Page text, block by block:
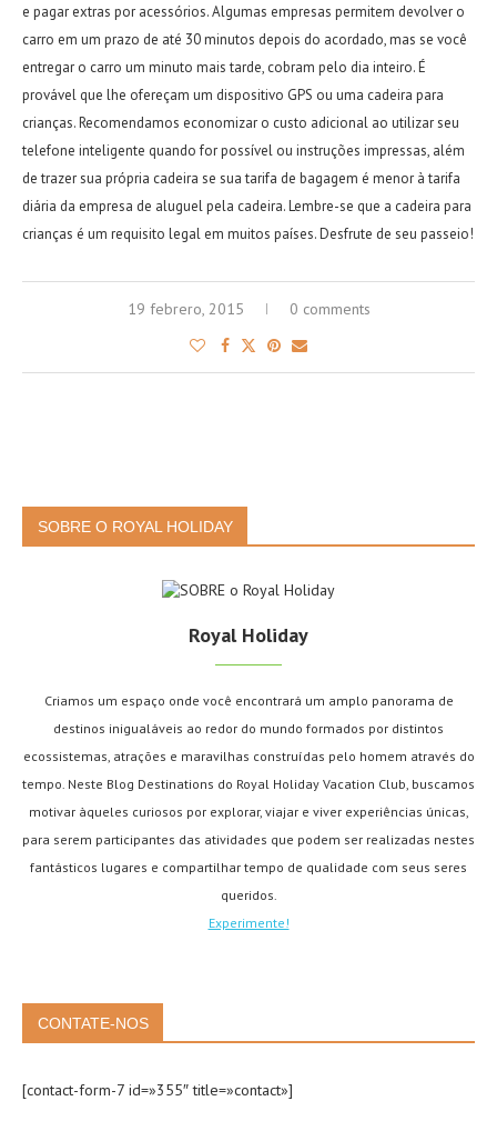
e pagar extras por acessórios. Algumas empresas permitem devolver o
carro em um prazo de até 30 minutos depois do acordado, mas se você
entregar o carro um minuto mais tarde, cobram pelo dia inteiro. É
provável que lhe ofereçam um dispositivo GPS ou uma cadeira para
crianças. Recomendamos economizar o custo adicional ao utilizar seu
telefone inteligente quando for possível ou instruções impressas, além
de trazer sua própria cadeira se sua tarifa de bagagem é menor à tarifa
diária da empresa de aluguel pela cadeira. Lembre-se que a cadeira para
crianças é um requisito legal em muitos países. Desfrute de seu passeio!
19 febrero, 2015 0 comments
SOBRE O ROYAL HOLIDAY
Royal Holiday
Criamos um espaço onde você encontrará um amplo panorama de
destinos inigualáveis ao redor do mundo formados por distintos
ecossistemas, atrações e maravilhas construídas pelo homem através do
tempo. Neste Blog Destinations do Royal Holiday Vacation Club, buscamos
motivar àqueles curiosos por explorar, viajar e viver experiências únicas,
para serem participantes das atividades que podem ser realizadas nestes
fantásticos lugares e compartilhar tempo de qualidade com seus seres
queridos.
Experimente!
CONTATE-NOS
[contact-form-7 id=»355″ title=»contact»]